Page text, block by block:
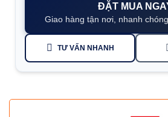
ĐẶT MUA
Giao hàng tận nơi, nhanh
TƯ VẤN NHANH